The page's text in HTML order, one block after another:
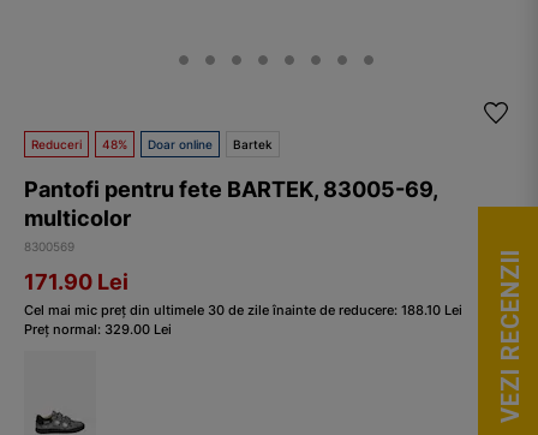
Reduceri 48% Doar online Bartek
Pantofi pentru fete BARTEK, 83005-69,
multicolor
8300569
171.90 Lei
Cel mai mic preț din ultimele 30 de zile înainte de reducere: 188.10 Lei
Preț normal: 329.00 Lei VEZI RECENZII